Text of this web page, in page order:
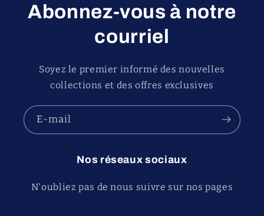
Abonnez-vous à notre
courriel
Soyez le premier informé des nouvelles
collections et des offres exclusives
E-mail
Nos réseaux sociaux
N'oubliez pas de nous suivre sur nos pages